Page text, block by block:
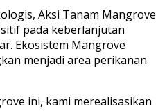
Aksi Tanam Mangrove
pada keberlanjutan
Ekosistem Mangrove
menjadi area perikanan
ini, kami merealisasikan